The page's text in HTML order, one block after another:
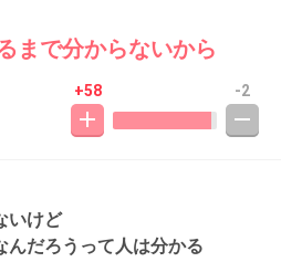
まで分からないから
+58 -2
いけど
んだろうって人は分かる